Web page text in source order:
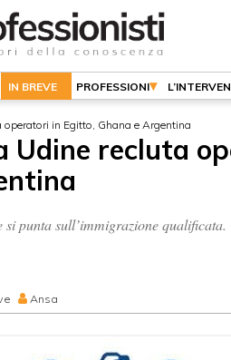
IN BREVE PROFESSIONI
in Egitto, Ghana e Argentina
Udine recluta
punta sull’immigrazione qualificata.
Ansa